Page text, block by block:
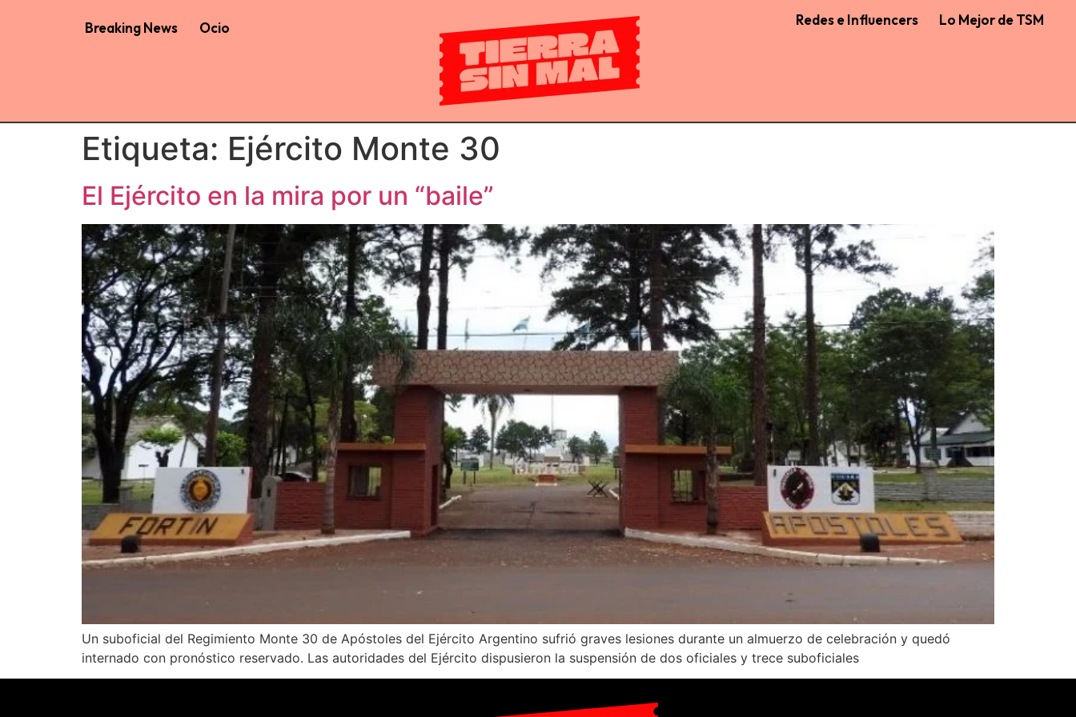
Breaking News Ocio Redes e Influencers Lo Mejor de TSM
Etiqueta: Ejército Monte 30
El Ejército en la mira por un “baile”
Un suboficial del Regimiento Monte 30 de Apóstoles del Ejército Argentino sufrió graves lesiones durante un almuerzo de celebración y quedó
internado con pronóstico reservado. Las autoridades del Ejército dispusieron la suspensión de dos oficiales y trece suboficiales